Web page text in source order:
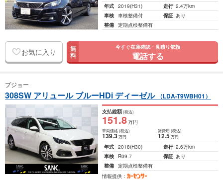
年式 2019(H31) 走行 2.4万km
車検 車検整備付 保証 あり
整備 定期点検整備有
お気に入り 無
料
今すぐ在庫確認・見積り依頼
電話する
プジョー
308SW アリュール ブルーHDi ディーゼル （LDA-T9WBH01）
支払総額(税込)
151.8万円
車両価格(税込)
139.3万円
諸費用 (税込)
12.5 万円
年式 2018(H30) 走行 2.6万km
車検
R09.7 保証 あり
整備 定期点検整備有
情報提供：